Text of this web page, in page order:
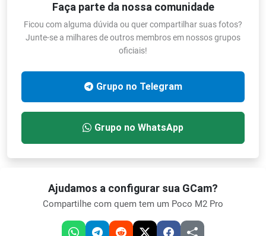
Faça parte da nossa comunidade
Ficou com alguma dúvida ou quer compartilhar suas fotos?
Junte-se a milhares de outros membros em nossos grupos
oficiais!
Grupo no Telegram
Grupo no WhatsApp
Ajudamos a configurar sua GCam?
Compartilhe com quem tem um Poco M2 Pro